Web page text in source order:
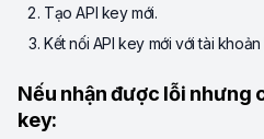
Tạo API key mới.
Kết nối API key mới với tài
Nếu nhận được lỗi nhưng
key: